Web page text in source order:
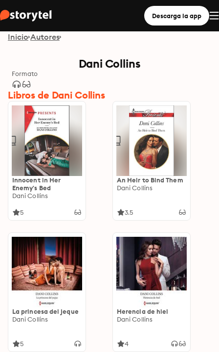
Descarga la app
Inicio Autores
Dani Collins
Formato
Libros de Dani Collins
Innocent in Her
Enemy's Bed
Dani Collins
5
An Heir to Bind Them
Dani Collins
3.5
La princesa del jeque
Dani Collins
5
Herencia de hiel
Dani Collins
4